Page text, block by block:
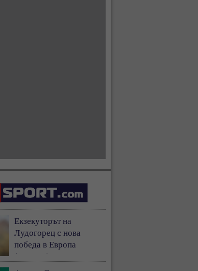
Екзекуторът на
Лудогорец с нова
победа в Европа
(ВИДЕО)